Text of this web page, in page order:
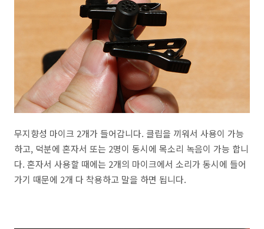
무지향성 마이크 2개가 들어갑니다. 클립을 끼워서 사용이 가능
하고, 덕분에 혼자서 또는 2명이 동시에 목소리 녹음이 가능 합니
다. 혼자서 사용할 때에는 2개의 마이크에서 소리가 동시에 들어
가기 때문에 2개 다 착용하고 말을 하면 됩니다.